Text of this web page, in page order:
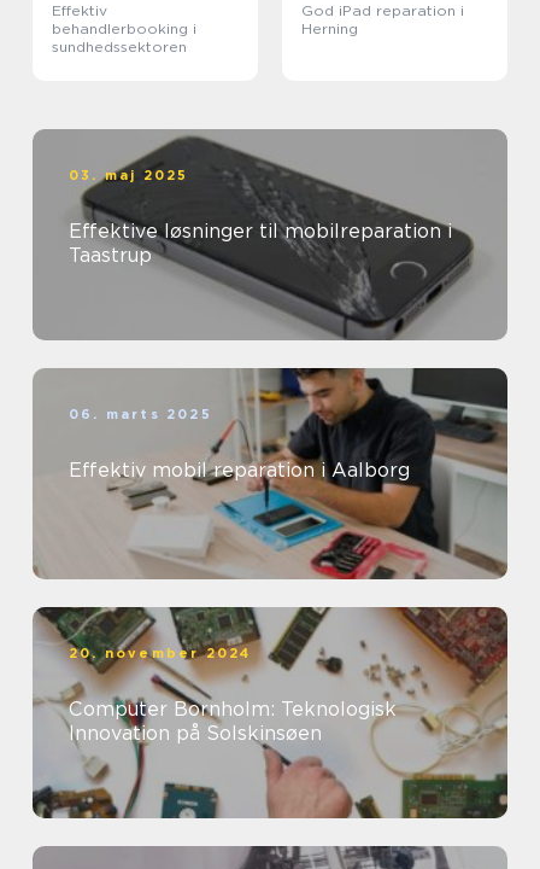
Effektiv
behandlerbooking i
sundhedssektoren
God iPad reparation i
Herning
03. maj 2025
Effektive løsninger til mobilreparation i
Taastrup
06. marts 2025
Effektiv mobil reparation i Aalborg
20. november 2024
Computer Bornholm: Teknologisk
Innovation på Solskinsøen